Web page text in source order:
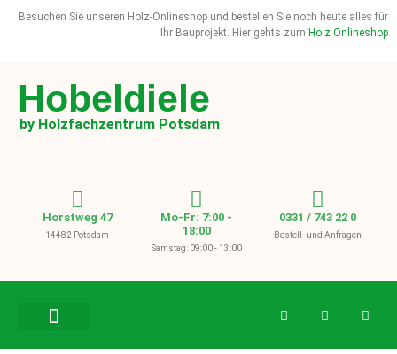
Besuchen Sie unseren Holz-Onlineshop und bestellen Sie noch heute alles für
Ihr Bauprojekt. Hier gehts zum Holz Onlineshop
Hobeldiele
by Holzfachzentrum Potsdam
Horstweg 47
14482 Potsdam
Mo-Fr: 7:00 -
18:00
Samstag: 09:00 - 13:00
0331 / 743 22 0
Bestell- und Anfragen